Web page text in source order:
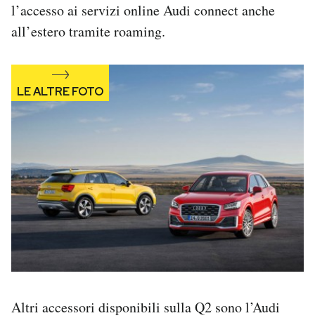
l’accesso ai servizi online Audi connect anche
all’estero tramite roaming.
Altri accessori disponibili sulla Q2 sono l’Audi